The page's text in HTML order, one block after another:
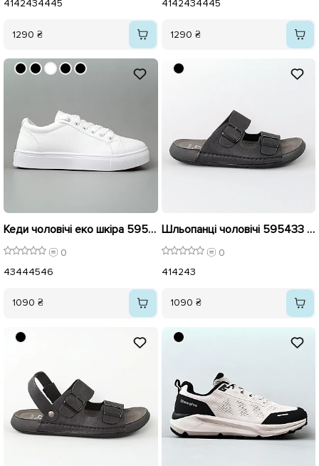
4142434445
1290 ₴
4142434445
1290 ₴
Кеди чоловічі еко шкіра 595765 Білі
0
43444546
1090 ₴
Шльопанці чоловічі 595433 Чорні
0
414243
1090 ₴